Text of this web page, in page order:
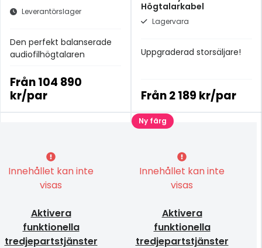
Leverantörslager
Den perfekt balanserade
audiofilhögtalaren
Från104 890
kr/par
Högtalarkabel
Lagervara
Uppgraderad storsäljare!
Från2 189 kr/par
Innehållet kan inte
visas
Aktivera
funktionella
tredjepartstjänster
Innehållet kan inte
visas
Aktivera
funktionella
tredjepartstjänster
Ny färg